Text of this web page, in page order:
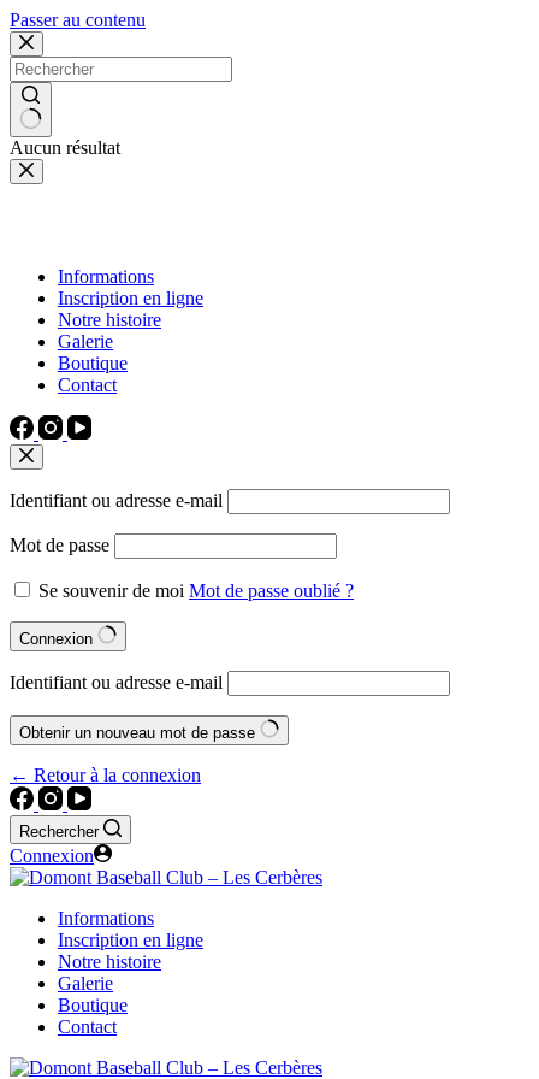
Passer au contenu
Aucun résultat
Informations
Inscription en ligne
Notre histoire
Galerie
Boutique
Contact
Identifiant ou adresse e-mail
Mot de passe
Se souvenir de moi Mot de passe oublié ?
Connexion
Identifiant ou adresse e-mail
Obtenir un nouveau mot de passe
← Retour à la connexion
Rechercher
Connexion
Informations
Inscription en ligne
Notre histoire
Galerie
Boutique
Contact